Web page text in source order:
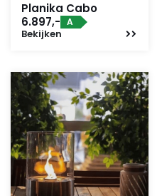
Planika Cabo
6.897,- A
Bekijken